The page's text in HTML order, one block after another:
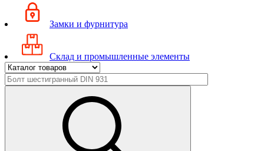
Замки и фурнитура
Склад и промышленные элементы